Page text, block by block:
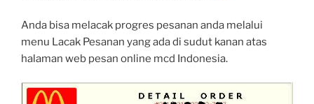
Anda bisa melacak progres pesanan anda melalui
menu Lacak Pesanan yang ada di sudut kanan atas
halaman web pesan online mcd Indonesia.